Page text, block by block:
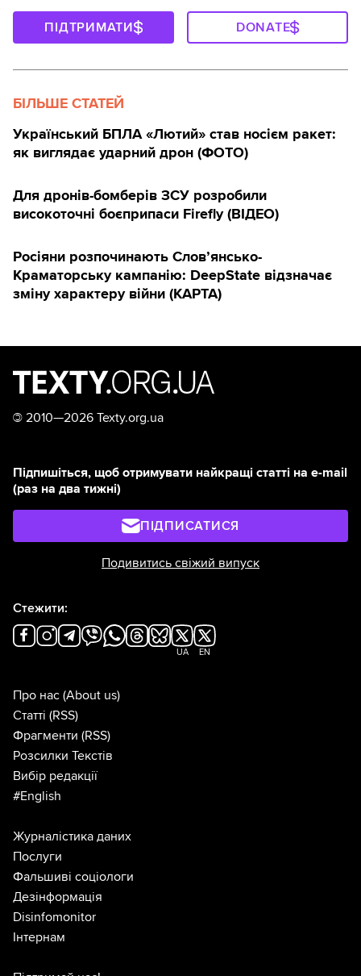
ПІДТРИМАТИ DONATE
БІЛЬШЕ СТАТЕЙ
Український БПЛА «Лютий» став носієм ракет:
як виглядає ударний дрон (ФОТО)
Для дронів-бомберів ЗСУ розробили
високоточні боєприпаси Firefly (ВІДЕО)
Росіяни розпочинають Слов’янсько-
Краматорську кампанію: DeepState відзначає
зміну характеру війни (КАРТА)
© 2010—2026 Texty.org.ua
Підпишіться, щоб отримувати найкращі статті на e-mail
(раз на два тижні)
ПІДПИСАТИСЯ
Подивитись свіжий випуск
Стежити:
UA EN
Про нас (About us)
Статті (RSS)
Фрагменти (RSS)
Розсилки Текстів
Вибір редакції
#English
Журналістика даних
Послуги
Фальшиві соціологи
Дезінформація
Disinfomonitor
Інтернам